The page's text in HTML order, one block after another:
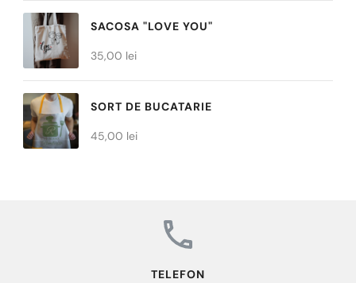
prețuri:
30,00 lei
SACOSA "LOVE YOU"
35,00 lei
SORT DE BUCATARIE
45,00 lei
TELEFON